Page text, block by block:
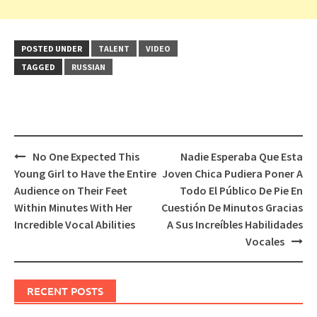
POSTED UNDER TALENT
VIDEO
TAGGED
RUSSIAN
Post
navigation
No One Expected This
Young Girl to Have the Entire
Audience on Their Feet
Within Minutes With Her
Incredible Vocal Abilities
Nadie Esperaba Que Esta
Joven Chica Pudiera Poner A
Todo El Público De Pie En
Cuestión De Minutos Gracias
A Sus Increíbles Habilidades
Vocales
RECENT POSTS